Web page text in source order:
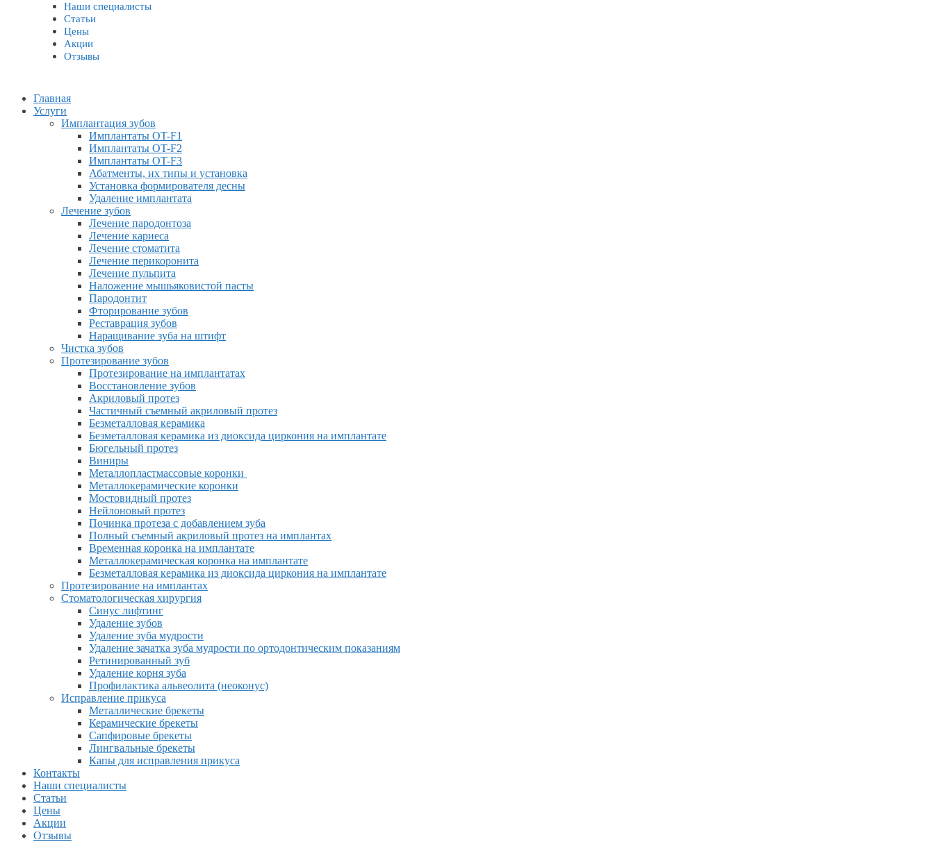
Наши специалисты
Статьи
Цены
Акции
Отзывы
Главная
Услуги
Имплантация зубов
Имплантаты OT-F1
Имплантаты OT-F2
Имплантаты OT-F3
Абатменты, их типы и установка
Установка формирователя десны
Удаление имплантата
Лечение зубов
Лечение пародонтоза
Лечение кариеса
Лечение стоматита
Лечение перикоронита
Лечение пульпита
Наложение мышьяковистой пасты
Пародонтит
Фторирование зубов
Реставрация зубов
Наращивание зуба на штифт
Чистка зубов
Протезирование зубов
Протезирование на имплантатах
Восстановление зубов
Акриловый протез
Частичный съемный акриловый протез
Безметалловая керамика
Безметалловая керамика из диоксида циркония на имплантате
Бюгельный протез
Виниры
Металлопластмассовые коронки
Металлокерамические коронки
Мостовидный протез
Нейлоновый протез
Починка протеза с добавлением зуба
Полный съемный акриловый протез на имплантах
Временная коронка на имплантате
Металлокерамическая коронка на имплантате
Безметалловая керамика из диоксида циркония на имплантате
Протезирование на имплантах
Стоматологическая хирургия
Синус лифтинг
Удаление зубов
Удаление зуба мудрости
Удаление зачатка зуба мудрости по ортодонтическим показаниям
Ретинированный зуб
Удаление корня зуба
Профилактика альвеолита (неоконус)
Исправление прикуса
Металлические брекеты
Керамические брекеты
Сапфировые брекеты
Лингвальные брекеты
Капы для исправления прикуса
Контакты
Наши специалисты
Статьи
Цены
Акции
Отзывы